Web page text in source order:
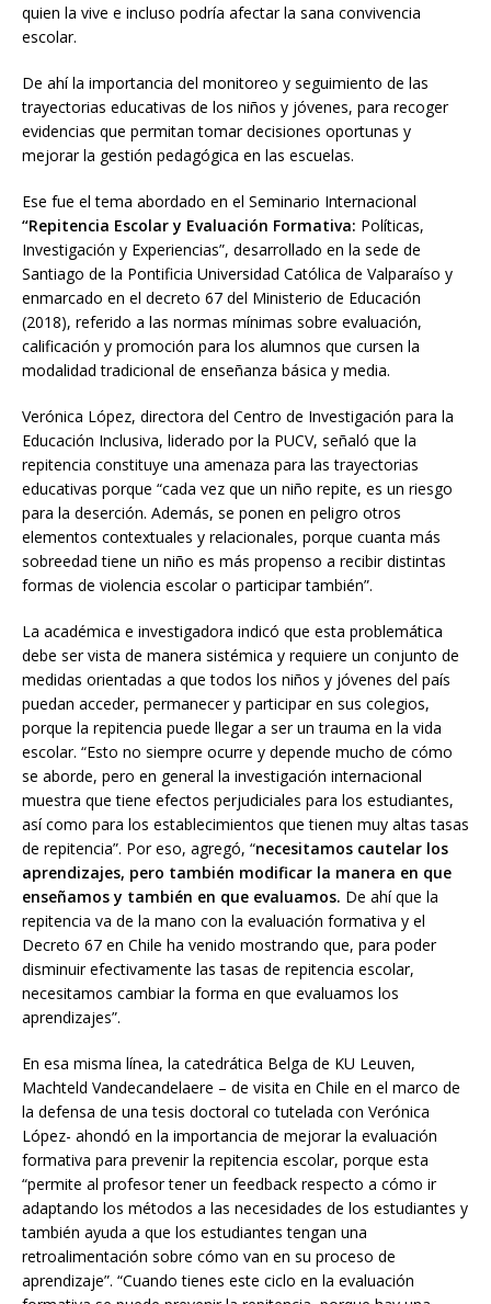
quien la vive e incluso podría afectar la sana convivencia
escolar.
De ahí la importancia del monitoreo y seguimiento de las
trayectorias educativas de los niños y jóvenes, para recoger
evidencias que permitan tomar decisiones oportunas y
mejorar la gestión pedagógica en las escuelas.
Ese fue el tema abordado en el Seminario Internacional
“Repitencia Escolar y Evaluación Formativa: Políticas,
Investigación y Experiencias”, desarrollado en la sede de
Santiago de la Pontificia Universidad Católica de Valparaíso y
enmarcado en el decreto 67 del Ministerio de Educación
(2018), referido a las normas mínimas sobre evaluación,
calificación y promoción para los alumnos que cursen la
modalidad tradicional de enseñanza básica y media.
Verónica López, directora del Centro de Investigación para la
Educación Inclusiva, liderado por la PUCV, señaló que la
repitencia constituye una amenaza para las trayectorias
educativas porque “cada vez que un niño repite, es un riesgo
para la deserción. Además, se ponen en peligro otros
elementos contextuales y relacionales, porque cuanta más
sobreedad tiene un niño es más propenso a recibir distintas
formas de violencia escolar o participar también”.
La académica e investigadora indicó que esta problemática
debe ser vista de manera sistémica y requiere un conjunto de
medidas orientadas a que todos los niños y jóvenes del país
puedan acceder, permanecer y participar en sus colegios,
porque la repitencia puede llegar a ser un trauma en la vida
escolar. “Esto no siempre ocurre y depende mucho de cómo
se aborde, pero en general la investigación internacional
muestra que tiene efectos perjudiciales para los estudiantes,
así como para los establecimientos que tienen muy altas tasas
de repitencia”. Por eso, agregó, “necesitamos cautelar los
aprendizajes, pero también modificar la manera en que
enseñamos y también en que evaluamos. De ahí que la
repitencia va de la mano con la evaluación formativa y el
Decreto 67 en Chile ha venido mostrando que, para poder
disminuir efectivamente las tasas de repitencia escolar,
necesitamos cambiar la forma en que evaluamos los
aprendizajes”.
En esa misma línea, la catedrática Belga de KU Leuven,
Machteld Vandecandelaere – de visita en Chile en el marco de
la defensa de una tesis doctoral co tutelada con Verónica
López- ahondó en la importancia de mejorar la evaluación
formativa para prevenir la repitencia escolar, porque esta
“permite al profesor tener un feedback respecto a cómo ir
adaptando los métodos a las necesidades de los estudiantes y
también ayuda a que los estudiantes tengan una
retroalimentación sobre cómo van en su proceso de
aprendizaje”. “Cuando tienes este ciclo en la evaluación